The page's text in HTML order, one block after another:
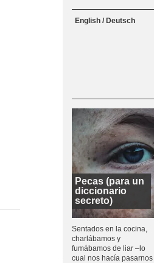
Skip to content
English / Deutsch
Pecas (para un
diccionario
secreto)
Sentados en la cocina,
charlábamos y
fumábamos de liar –lo
cual nos hacía pasarnos